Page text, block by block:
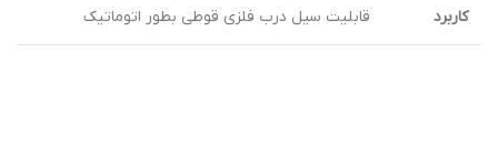
کاربرد قابليت سيل درب فلزي قوطي بطور اتوماتيك